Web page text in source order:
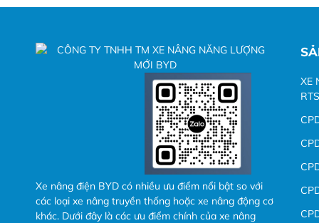
Xe nâng điện BYD có nhiều ưu điểm nổi bật so với
các loại xe nâng truyền thống hoặc xe nâng động cơ
khác. Dưới đây là các ưu điểm chính của xe nâng
XE